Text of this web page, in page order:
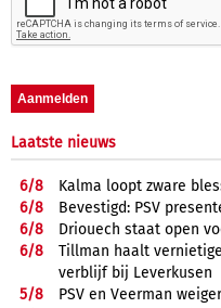
Laatste nieuws
6/8
Kalma loopt zware
6/8
Bevestigd: PSV
6/8
Driouech staat open
6/8
Tillman haalt
verblijf bij Leverkusen
5/8
PSV en Veerman